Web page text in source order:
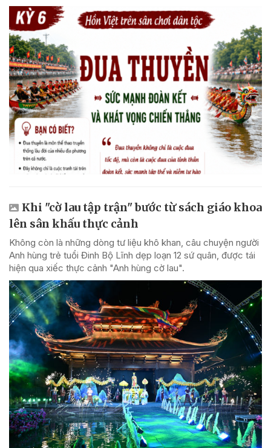
Khi "cờ lau tập trận" bước từ sách giáo khoa
lên sân khấu thực cảnh
Không còn là những dòng tư liệu khô khan, câu chuyện người
Anh hùng trẻ tuổi Đinh Bộ Lĩnh dẹp loạn 12 sứ quân, được tái
hiện qua xiếc thực cảnh "Anh hùng cờ lau".